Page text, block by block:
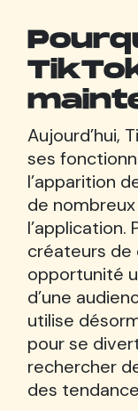
Aujourd’hui,
ses
l’apparition
de
l’application.
créateurs de
opportunité
d’une
utilise
pour se
rechercher
des